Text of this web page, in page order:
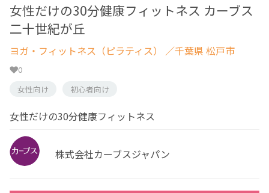
女性だけの30分健康フィットネス カーブス
二十世紀が丘
ヨガ・フィットネス（ピラティス） ／千葉県 松戸市
0
女性向け
初心者向け
女性だけの30分健康フィットネス
株式会社カーブスジャパン